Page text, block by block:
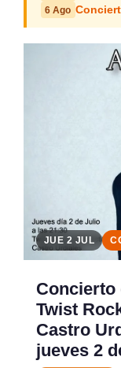
6 Ago
JUE 2 JUL
Concierto
Twist
Castro
jueves 2